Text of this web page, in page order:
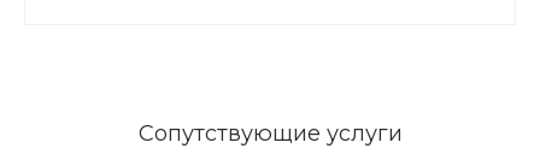
Сопутствующие услуги